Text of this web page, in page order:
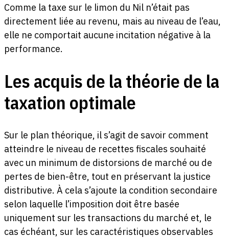
Comme la taxe sur le limon du Nil n’était pas
directement liée au revenu, mais au niveau de l’eau,
elle ne comportait aucune incitation négative à la
performance.
Les acquis de la théorie de la
taxation optimale
Sur le plan théorique, il s’agit de savoir comment
atteindre le niveau de recettes fiscales souhaité
avec un minimum de distorsions de marché ou de
pertes de bien-être, tout en préservant la justice
distributive. À cela s’ajoute la condition secondaire
selon laquelle l’imposition doit être basée
uniquement sur les transactions du marché et, le
cas échéant, sur les caractéristiques observables